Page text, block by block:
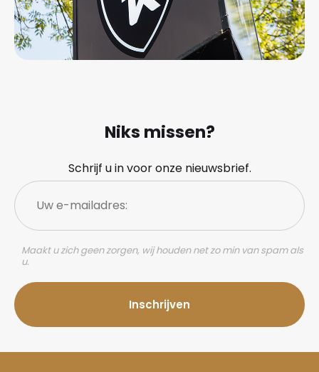
Niks missen?
Schrijf u in voor onze nieuwsbrief.
Uw
e-
mailadres:
Maakt u zich geen zorgen, wij houden net zo min van spam als
u.